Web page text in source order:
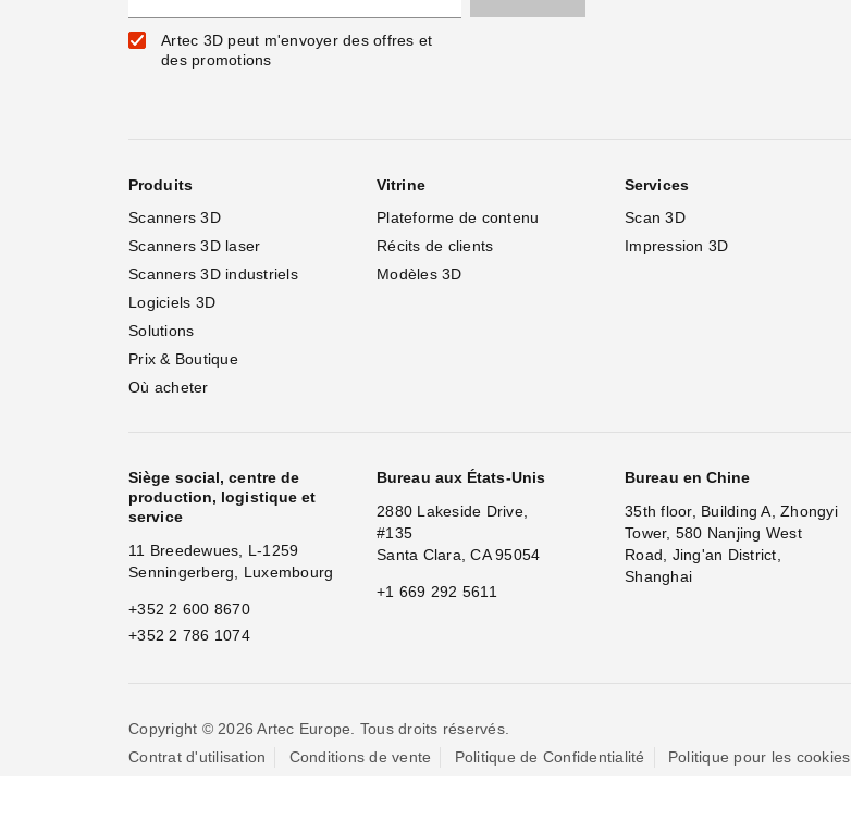
Artec 3D peut m'envoyer des offres et
des promotions
Produits
Scanners 3D
Scanners 3D laser
Scanners 3D industriels
Logiciels 3D
Solutions
Prix & Boutique
Où acheter
Vitrine
Plateforme de contenu
Récits de clients
Modèles 3D
Services
Scan 3D
Impression 3D
Siège social, centre de
production, logistique et
service
11 Breedewues, L-1259
Senningerberg, Luxembourg
+352 2 600 8670
+352 2 786 1074
Bureau aux États-Unis
2880 Lakeside Drive,
#135
Santa Clara, CA 95054
+1 669 292 5611
Bureau en Chine
35th floor, Building A, Zhongyi
Tower, 580 Nanjing West
Road, Jing'an District,
Shanghai
Copyright © 2026 Artec Europe. Tous droits réservés.
Contrat d'utilisation
Conditions de vente Politique de Confidentialité Politique pour les cookies